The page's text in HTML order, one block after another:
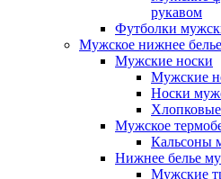
рукавом
Футболки
Мужское нижнее белье
Мужские носки
Мужские
Носки
Мужское
Кальсоны
Нижнее белье
Мужские